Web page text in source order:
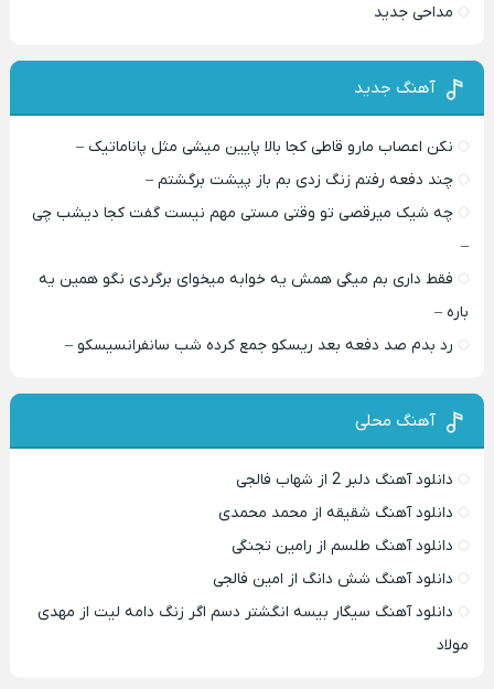
مداحی جدید
آهنگ جدید
نکن اعصاب مارو قاطی کجا بالا پایین میشی مثل پاناماتیک –
چند دفعه رفتم زنگ زدی بم باز پیشت برگشتم –
چه شیک میرقصی تو وقتی مستی مهم نیست گفت کجا دیشب چی
–
فقط داری بم میگی همش یه خوابه میخوای برگردی نگو همین یه
باره –
رد بدم صد دفعه بعد ریسکو جمع کرده شب سانفرانسیسکو –
آهنگ محلی
دانلود آهنگ دلبر 2 از شهاب فالجی
دانلود آهنگ شقیقه از محمد محمدی
دانلود آهنگ طلسم از رامین تجنگی
دانلود آهنگ شش دانگ از امین فالجی
دانلود آهنگ سیگار بیسه انگشتر دسم اگر زنگ دامه لیت از مهدی
مولاد